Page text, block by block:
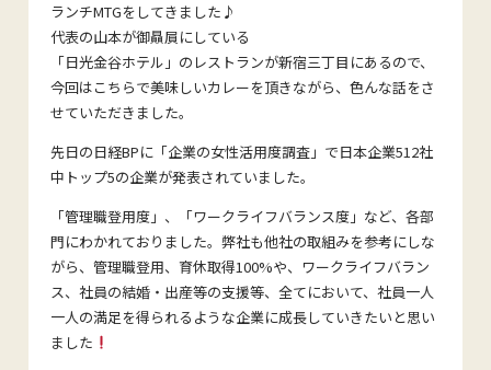
ランチMTGをしてきました♪
代表の山本が御贔屓にしている
「日光金谷ホテル」のレストランが新宿三丁目にあるので、
今回はこちらで美味しいカレーを頂きながら、色んな話をさ
せていただきました。
先日の日経BPに「企業の女性活用度調査」で日本企業512社
中トップ5の企業が発表されていました。
「管理職登用度」、「ワークライフバランス度」など、各部
門にわかれておりました。弊社も他社の取組みを参考にしな
がら、管理職登用、育休取得100%や、ワークライフバラン
ス、社員の結婚・出産等の支援等、全てにおいて、社員一人
一人の満足を得られるような企業に成長していきたいと思い
ました